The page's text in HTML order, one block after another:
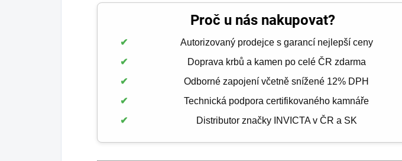
Proč u nás nakupovat?
Autorizovaný prodejce s garancí nejlepší ceny
Doprava krbů a kamen po celé ČR zdarma
Odborné zapojení včetně snížené 12% DPH
Technická podpora certifikovaného kamnáře
Distributor značky INVICTA v ČR a SK